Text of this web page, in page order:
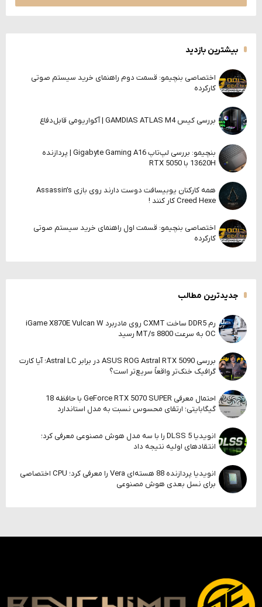
بیشترین بازدید
اختصاصی بنچیمو: قسمت دوم راهنمای خرید سیستم صوتی
کارکرده
بررسی کیس GAMDIAS ATLAS M4 | آکواریومی قابل‌دفاع
بنچیمو: بررسی لپ‌تاپ Gigabyte Gaming A16 | پردازنده
13620H با RTX 5050
همه کارکنان یوبیسافت دوست دارند روی بازی Assassin’s
Creed Hexe کار کنند !
اختصاصی بنچیمو: قسمت اول راهنمای خرید سیستم صوتی
کارکرده
جدیدترین مطالب
رم DDR5 ساخت CXMT روی مادربرد iGame X870E Vulcan W
OC به سرعت 8800 MT/s رسید
بررسی ASUS ROG Astral RTX 5090 در برابر Astral LC؛ آیا کارت
گرافیک خنک‌تر واقعاً سریع‌تر است؟
احتمال معرفی GeForce RTX 5070 SUPER با حافظه 18
گیگابایتی؛ ارتقای محسوس نسبت به مدل استاندارد
انویدیا DLSS 5 را با سه مدل هوش مصنوعی معرفی کرد؛
انتقادهای اولیه نتیجه داد
انویدیا پردازنده 88 هسته‌ای Vera را معرفی کرد؛ CPU اختصاصی
برای نسل بعدی هوش مصنوعی